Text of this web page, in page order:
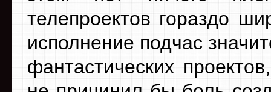
телепроектов гораздо
исполнение подчас
фантастических